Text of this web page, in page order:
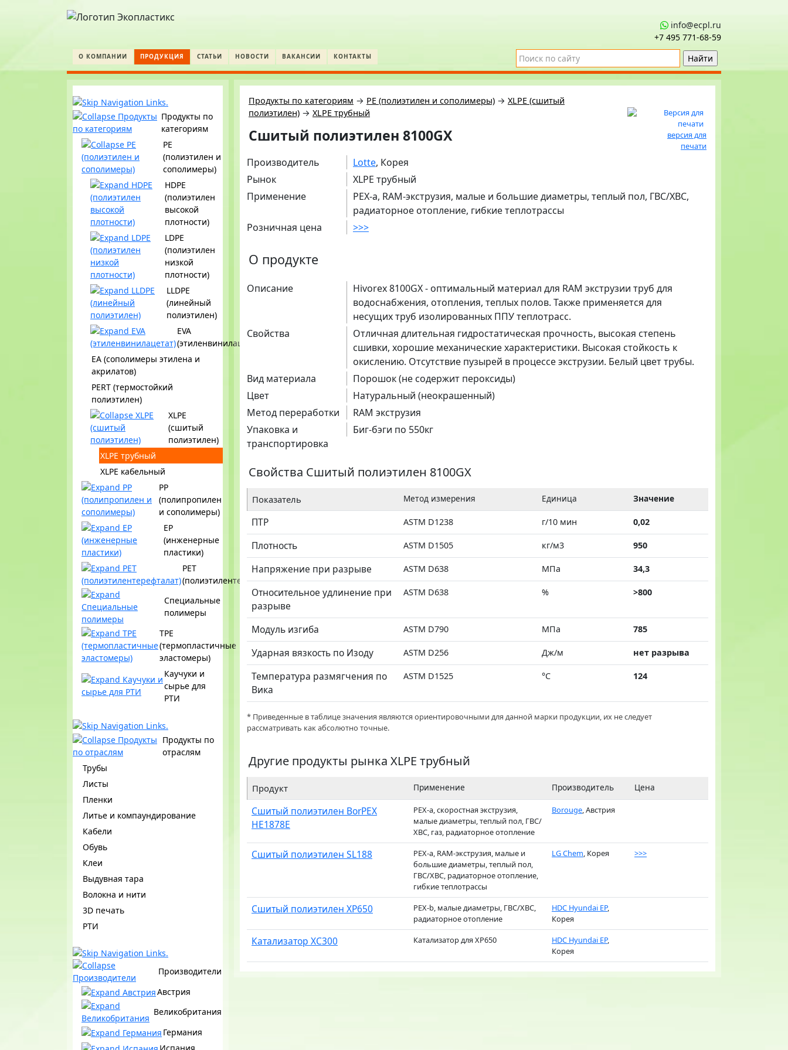
info@ecpl.ru
+7 495 771‑68-59
О КОМПАНИИ ПРОДУКЦИЯ СТАТЬИ НОВОСТИ ВАКАНСИИ КОНТАКТЫ
Продукты по
категориям
PE
(полиэтилен и
сополимеры)
HDPE
(полиэтилен
высокой
плотности)
LDPE
(полиэтилен
низкой
плотности)
LLDPE
(линейный
полиэтилен)
EVA
(этиленвинилацетат)
EA (сополимеры этилена и
акрилатов)
PERT (термостойкий
полиэтилен)
XLPE
(сшитый
полиэтилен)
XLPE трубный
XLPE кабельный
PP
(полипропилен
и сополимеры)
EP
(инженерные
пластики)
PET
(полиэтилентерефталат)
Специальные
полимеры
TPE
(термопластичные
эластомеры)
Каучуки и
сырье для
РТИ
Продукты по
отраслям
Трубы
Листы
Пленки
Литье и компаундирование
Кабели
Обувь
Клеи
Выдувная тара
Волокна и нити
3D печать
РТИ
Производители
Австрия
Великобритания
Германия
Продукты по категориям → PE (полиэтилен и сополимеры) → XLPE (сшитый
полиэтилен) → XLPE трубный
версия для
печати
Сшитый полиэтилен 8100GX
Производитель Lotte, Корея
Рынок
XLPE трубный
Применение
PEX-a, RAM-экструзия, малые и большие диаметры, теплый пол, ГВС/ХВС,
радиаторное отопление, гибкие теплотрассы
Розничная цена
>>>
О продукте
Описание
Hivorex 8100GX - оптимальный материал для RAM экструзии труб для
водоснабжения, отопления, теплых полов. Также применяется для
несущих труб изолированных ППУ теплотрасс.
Свойства
Отличная длительная гидростатическая прочность, высокая степень
сшивки, хорошие механические характеристики. Высокая стойкость к
окислению. Отсутствие пузырей в процессе экструзии. Белый цвет трубы.
Вид материала
Порошок (не содержит пероксиды)
Цвет
Натуральный (неокрашенный)
Метод переработки
RAM экструзия
Упаковка и
транспортировка
Биг-бэги по 550кг
Свойства Сшитый полиэтилен 8100GX
Показатель Метод измерения Единица Значение
ПТР ASTM D1238 г/10 мин 0,02
Плотность ASTM D1505 кг/м3 950
Напряжение при разрыве ASTM D638 МПа 34,3
Относительное удлинение при
разрыве
ASTM D638 % >800
Модуль изгиба ASTM D790 МПа 785
Ударная вязкость по Изоду ASTM D256 Дж/м нет разрыва
Температура размягчения по
Вика
ASTM D1525 °С 124
* Приведенные в таблице значения являются ориентировочными для данной марки продукции, их не следует
рассматривать как абсолютно точные.
Другие продукты рынка XLPE трубный
Продукт Применение Производитель Цена
Сшитый полиэтилен BorPEX
HE1878E
PEX-a, скоростная экструзия,
малые диаметры, теплый пол, ГВС/
ХВС, газ, радиаторное отопление
Borouge, Австрия
Сшитый полиэтилен SL188
PEX-a, RAM-экструзия, малые и
большие диаметры, теплый пол,
ГВС/ХВС, радиаторное отопление,
гибкие теплотрассы
LG Chem, Корея >>>
Сшитый полиэтилен XP650
PEX-b, малые диаметры, ГВС/ХВС,
радиаторное отопление
HDC Hyundai EP,
Корея
Катализатор XC300 Катализатор для XP650 HDC Hyundai EP,
Корея